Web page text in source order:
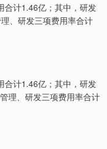
合计1.46亿；其中，研发
、研发三项费用率合计
合计1.46亿；其中，研发
理、研发三项费用率合计